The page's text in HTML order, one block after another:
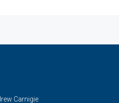
Carnigie